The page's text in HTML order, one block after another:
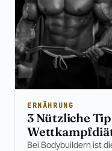
ERNÄHRUNG
3 Nützliche
Bei Bodybuildern ist